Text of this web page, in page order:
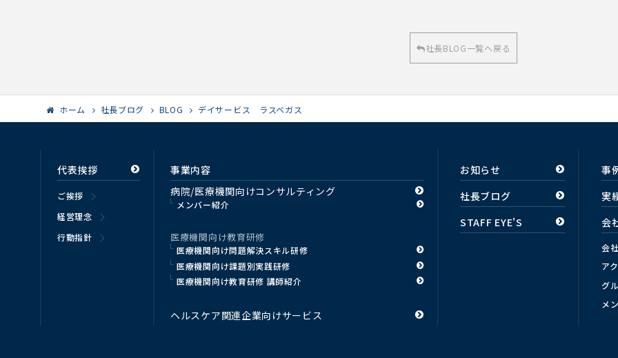
社長BLOG一覧へ戻る
ホーム 社長ブログ BLOG デイサービス ラスベガス
代表挨拶
ご挨拶
経営理念
行動指針
事業内容
病院/医療機関向けコンサルティング
メンバー紹介
医療機関向け教育研修
医療機関向け問題解決スキル研修
医療機関向け課題別実践研修
医療機関向け教育研修 講師紹介
ヘルスケア関連企業向けサービス
お知らせ
社長ブログ
STAFF EYE'S
事
実
会
会
ア
グ
メ